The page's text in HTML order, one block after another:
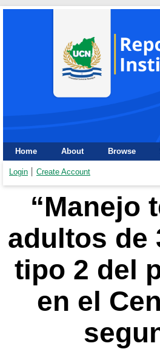
Home About Browse
Login Create Account
“Manejo
adultos de
tipo 2 del
en el